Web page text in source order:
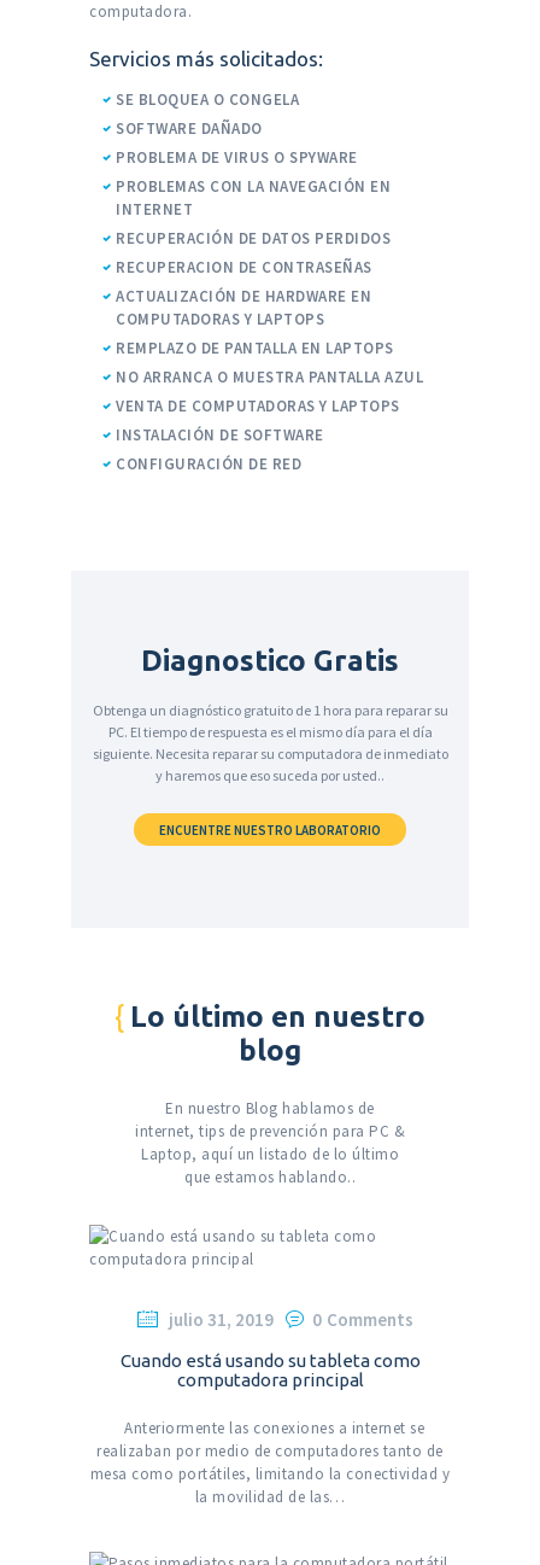
computadora.
Servicios más solicitados:
SE BLOQUEA O CONGELA
SOFTWARE DAÑADO
PROBLEMA DE VIRUS O SPYWARE
PROBLEMAS CON LA NAVEGACIÓN EN
INTERNET
RECUPERACIÓN DE DATOS PERDIDOS
RECUPERACION DE CONTRASEÑAS
ACTUALIZACIÓN DE HARDWARE EN
COMPUTADORAS Y LAPTOPS
REMPLAZO DE PANTALLA EN LAPTOPS
NO ARRANCA O MUESTRA PANTALLA AZUL
VENTA DE COMPUTADORAS Y LAPTOPS
INSTALACIÓN DE SOFTWARE
CONFIGURACIÓN DE RED
Diagnostico Gratis
Obtenga un diagnóstico gratuito de 1 hora para reparar su
PC. El tiempo de respuesta es el mismo día para el día
siguiente. Necesita reparar su computadora de inmediato
y haremos que eso suceda por usted..
ENCUENTRE NUESTRO LABORATORIO
Lo último en nuestro
blog
En nuestro Blog hablamos de
internet, tips de prevención para PC &
Laptop, aquí un listado de lo último
que estamos hablando..
julio 31, 2019 0 Comments
Cuando está usando su tableta como
computadora principal
Anteriormente las conexiones a internet se
realizaban por medio de computadores tanto de
mesa como portátiles, limitando la conectividad y
la movilidad de las…